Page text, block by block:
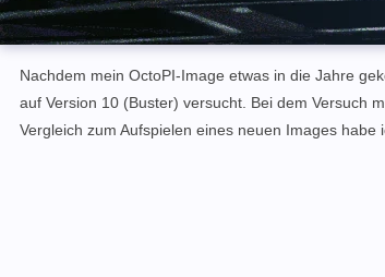
Nachdem mein OctoPI-Image etwas in die Jahre
auf Version 10 (Buster) versucht. Bei dem Versuch
Vergleich zum Aufspielen eines neuen Images